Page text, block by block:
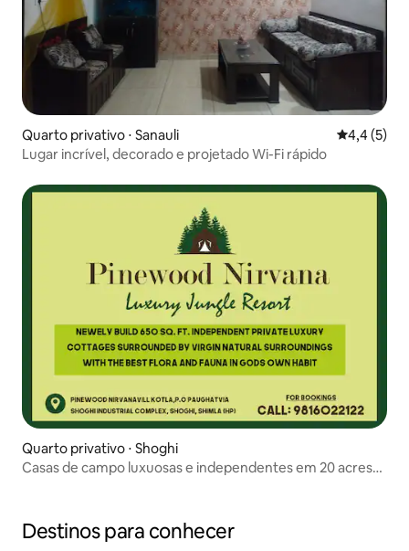
Quarto privativo ⋅ Sanauli 4,4 de
4,4 (5)
Lugar incrível, decorado e projetado Wi-Fi rápido
Quarto privativo ⋅ Shoghi
Casas de campo luxuosas e independentes em 20 acres
Destinos para conhecer